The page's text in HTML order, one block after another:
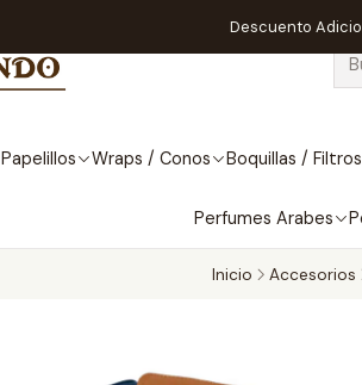
Papelillos Wraps / Conos Boquillas / Filtros
Perfumes Arabes
Descuento
Inicio Accesorios